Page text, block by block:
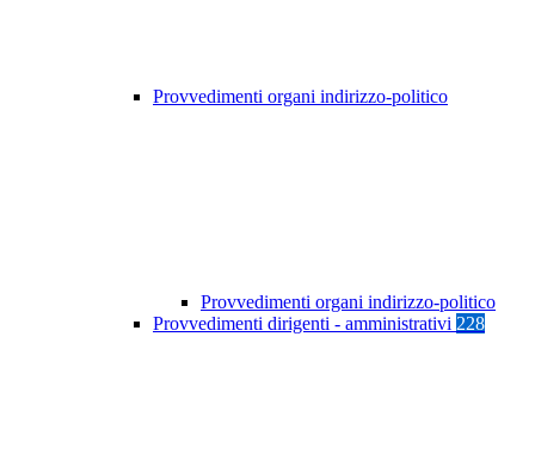
Provvedimenti organi indirizzo-politico
Provvedimenti organi indirizzo-politico
Provvedimenti dirigenti - amministrativi 228